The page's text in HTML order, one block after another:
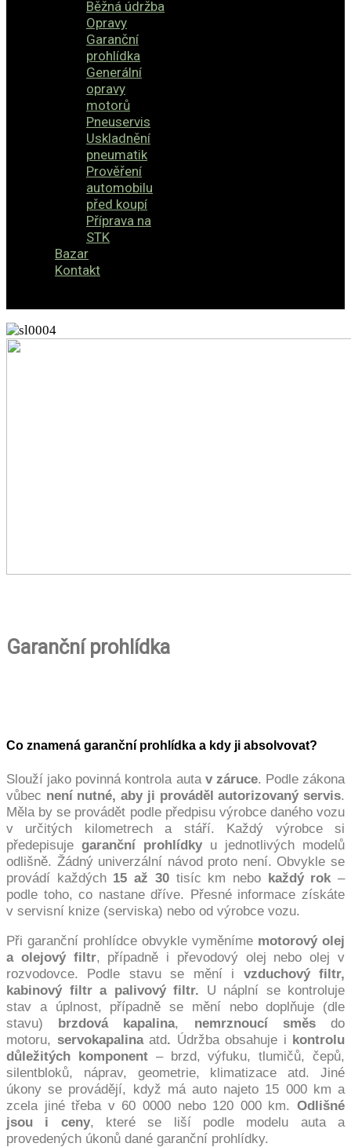
Běžná údržba
Opravy
Garanční
prohlídka
Generální
opravy
motorů
Pneuservis
Uskladnění
pneumatik
Prověření
automobilu
před koupí
Příprava na
STK
Bazar
Kontakt
Garanční prohlídka
Co znamená garanční prohlídka a kdy ji absolvovat?
Slouží jako povinná kontrola auta v záruce. Podle zákona
vůbec není nutné, aby ji prováděl autorizovaný servis.
Měla by se provádět podle předpisu výrobce daného vozu
v určitých kilometrech a stáří. Každý výrobce si
předepisuje garanční prohlídky u jednotlivých modelů
odlišně. Žádný univerzální návod proto není. Obvykle se
provádí každých 15 až 30tisíc km nebo každý rok–
podle toho, co nastane dříve. Přesné informace získáte
v servisní knize (serviska) nebo od výrobce vozu.
Při garanční prohlídce obvykle vyměníme motorový olej
a olejový filtr, případně i převodový olej nebo olej v
rozvodovce. Podle stavu se mění i vzduchový filtr,
kabinový filtr a palivový filtr. U náplní se kontroluje
stav a úplnost, případně se mění nebo doplňuje (dle
stavu) brzdová kapalina, nemrznoucí směsdo
motoru, servokapalinaatd. Údržba obsahuje i kontrolu
důležitých komponent– brzd, výfuku, tlumičů, čepů,
silentbloků, náprav, geometrie, klimatizace atd. Jiné
úkony se provádějí, když má auto najeto 15 000 km a
zcela jiné třeba v 60 0000 nebo 120 000 km. Odlišné
jsou i ceny, které se liší podle modelu auta a
provedených úkonů dané garanční prohlídky.